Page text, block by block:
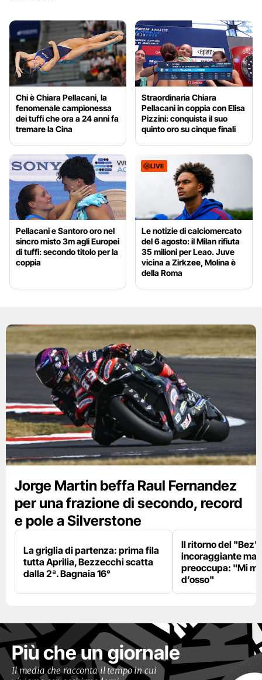
Chi è Chiara Pellacani, la
fenomenale campionessa
dei tuffi che ora a 24 anni fa
tremare la Cina
Straordinaria Chiara
Pellacani in coppia con Elisa
Pizzini: conquista il suo
quinto oro su cinque finali
Pellacani e Santoro oro nel
sincro misto 3m agli Europei
di tuffi: secondo titolo per la
coppia
LIVE
Le notizie di calciomercato
del 6 agosto: il Milan rifiuta
35 milioni per Leao. Juve
vicina a Zirkzee, Molina è
della Roma
Jorge Martin beffa Raul Fernandez
per una frazione di secondo, record
e pole a Silverstone
La griglia di partenza: prima fila
tutta Aprilia, Bezzecchi scatta
dalla 2ª. Bagnaia 16°
Il ritorno del "Bez"
incoraggiante ma
preoccupa: "Mi
d’osso"
Più che un giornale
Il media che racconta il tempo in cui